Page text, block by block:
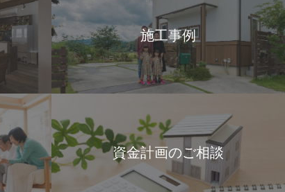
施工事例
資金計画のご相談